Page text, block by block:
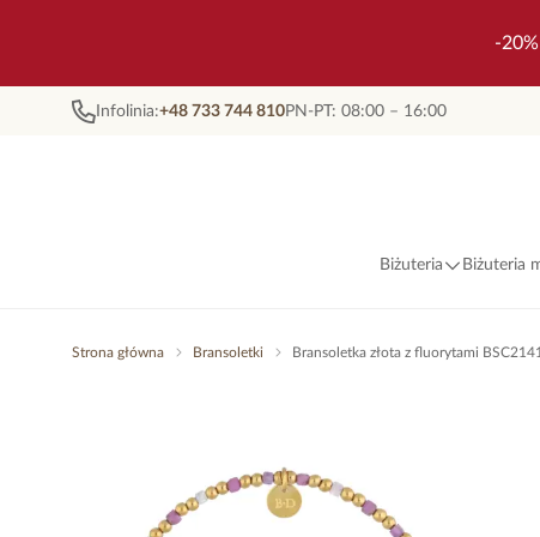
-
Infolinia:+48 733 744 810PN-PT: 08:00 – 16:00
Biżuteria Biżuteria
Strona główna Bransoletki Bransoletka złota z fluorytami BSC2141